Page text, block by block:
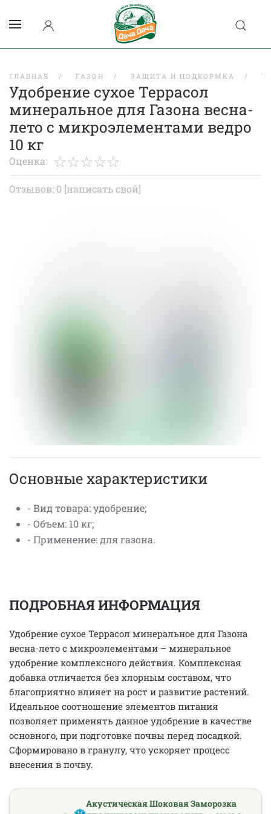
ГЛАВНАЯ ГАЗОН ЗАЩИТА И ПОДКОРМКА
Удобрение сухое Террасол
минеральное для Газона весна-
лето с микроэлементами ведро
10 кг
Оценка:
Отзывов: 0 [написать свой]
Основные характеристики
- Вид товара: удобрение;
- Объем: 10 кг;
- Применение: для газона.
ПОДРОБНАЯ ИНФОРМАЦИЯ
Удобрение сухое Террасол минеральное для Газона
весна-лето с микроэлементами – минеральное
удобрение комплексного действия. Комплексная
добавка отличается без хлорным составом, что
благоприятно влияет на рост и развитие растений.
Идеальное соотношение элементов питания
позволяет применять данное удобрение в качестве
основного, при подготовке почвы перед посадкой.
Сформировано в гранулу, что ускоряет процесс
внесения в почву.
Акустическая Шоковая Заморозка